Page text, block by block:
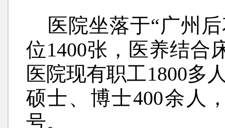
医院坐落于“广州
位1400张，医养结合
医院现有职工1800多
硕士、博士400余人
号。